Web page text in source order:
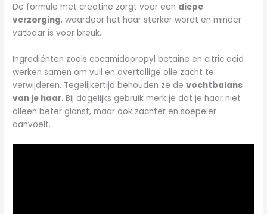
De formule met creatine zorgt voor een diepe
verzorging, waardoor het haar sterker wordt en minder
vatbaar is voor breuk.
Ingrediënten zoals cocamidopropyl betaine en citric acid
werken samen om vuil en overtollige olie zacht te
verwijderen. Tegelijkertijd behouden ze devochtbalans
van je haar. Bij dagelijks gebruik merk je dat je haar niet
alleen beter glanst, maar ook zachter en soepeler
aanvoelt.